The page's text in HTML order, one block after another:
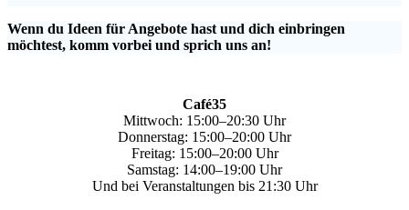
Wenn du Ideen für Angebote hast und dich einbringen
möchtest, komm vorbei und sprich uns an!
Café35
Mittwoch: 15:00–20:30 Uhr
Donnerstag: 15:00–20:00 Uhr
Freitag: 15:00–20:00 Uhr
Samstag: 14:00–19:00 Uhr
Und bei Veranstaltungen bis 21:30 Uhr